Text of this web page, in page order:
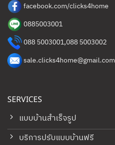
SERVICES
แบบบ้านสำเร็จรูป
บริการปรับแบบบ้านฟรี
facebook.com/clicks4home
0885003001
088 5003001,088 5003002
sale.clicks4home@gmail.com